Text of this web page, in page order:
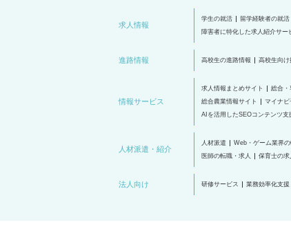
求人情報
学生の就活 留学経験者の就活
障害者に特化した求人紹介サー
進路情報 高校生の進路情報 高校生向
情報サービス
求人情報まとめサイト 総合・
総合農業情報サイト
マイナビ
AIを活用したSEOコンテンツ支
人材派遣・紹介
人材派遣 Web・ゲーム業界
医師の転職・求人
保育士の求
法人向け 研修サービス 業務効率化支援